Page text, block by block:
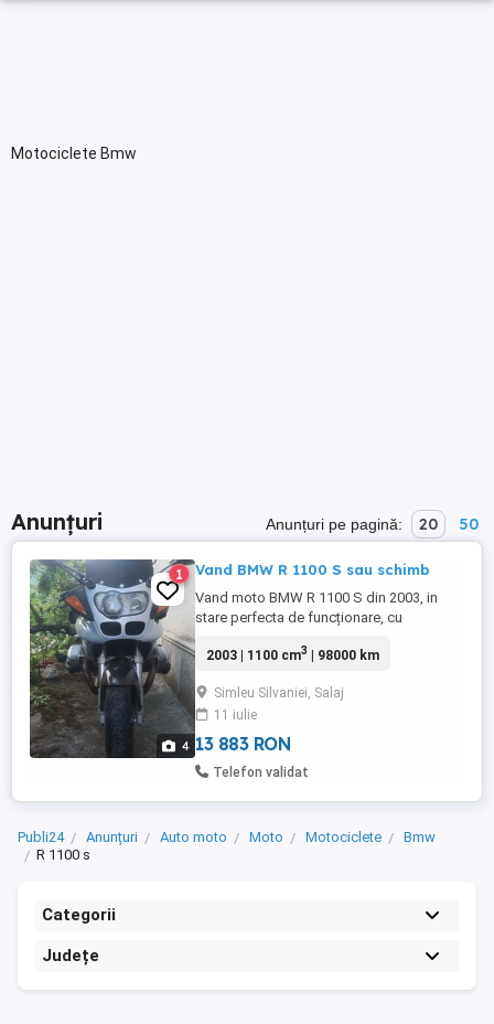
Motociclete Bmw
Anunțuri Anunțuri pe pagină: 20 50
4
1 Vand BMW R 1100 S sau schimb
Vand moto BMW R 1100 S din 2003, in
stare perfecta de funcționare, cu
4x4, eventual cu diferența acolo unde este
2003 | 1100 cm3 | 98000 km
Simleu Silvaniei, Salaj
11 iulie
13 883 RON
Telefon validat
Publi24 Anunțuri Auto moto Moto Motociclete
Bmw
R 1100 s
Categorii
Județe